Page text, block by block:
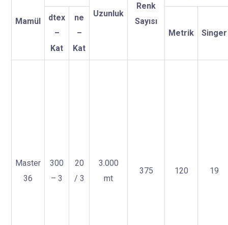
Mamül
Uzunluk
Renk
Sayısı
dtex
–
Kat
ne
–
Kat
Metrik Singer
Master
36
300
– 3
20
/ 3
3.000
mt
375 120 19